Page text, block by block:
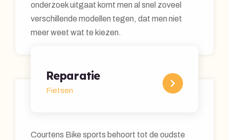
onderzoek uitgaat komt men al snel zoveel
verschillende modellen tegen, dat men niet
meer weet wat te kiezen.
Reparatie
Fietsen
Courtens Bike sports behoort tot de oudste